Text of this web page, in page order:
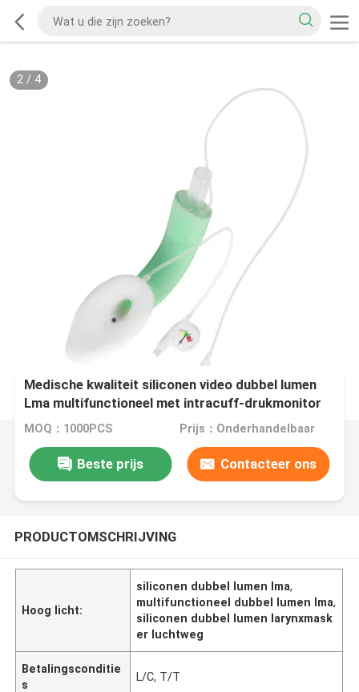
2/ 4
Medische kwaliteit siliconen video dubbel lumen
Lma multifunctioneel met intracuff-drukmonitor
MOQ：1000PCS Prijs：Onderhandelbaar
Beste prijs Contacteer ons
PRODUCTOMSCHRIJVING
Hoog licht:
siliconen dubbel lumen lma,
multifunctioneel dubbel lumen lma,
siliconen dubbel lumen larynxmask
er luchtweg
Betalingsconditie
s
L/C, T/T